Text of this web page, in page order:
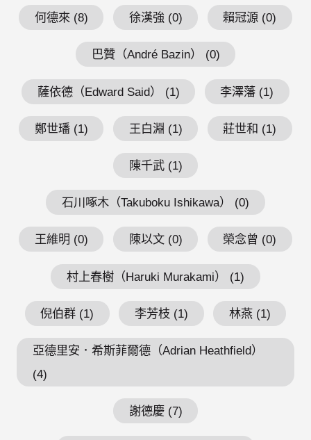
何德來 (8) 徐漢強 (0) 賴冠源 (0)
巴贊（André Bazin） (0)
薩依德（Edward Said） (1) 李澤藩 (1)
鄭世璠 (1) 王白淵 (1) 莊世和 (1)
陳千武 (1)
石川啄木（Takuboku Ishikawa） (0)
王維明 (0) 陳以文 (0) 榮念曾 (0)
村上春樹（Haruki Murakami） (1)
倪伯群 (1) 李芳枝 (1) 林燕 (1)
亞德里安．希斯菲爾德（Adrian Heathfield）
(4)
謝德慶 (7)